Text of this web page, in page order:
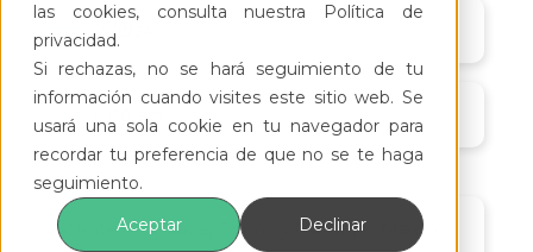
las cookies, consulta nuestra Política de
privacidad.
Si rechazas, no se hará seguimiento de tu
información cuando visites este sitio web. Se
usará una sola cookie en tu navegador para
recordar tu preferencia de que no se te haga
seguimiento.
Aceptar
Declinar
25/9/24
11:00 am
Vicente Mondaca, Country Manager México.